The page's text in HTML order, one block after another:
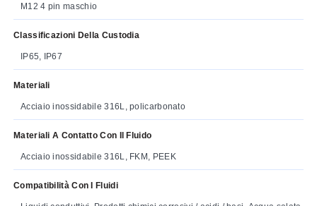
M12 4 pin maschio
Classificazioni Della Custodia
IP65, IP67
Materiali
Acciaio inossidabile 316L, policarbonato
Materiali A Contatto Con Il Fluido
Acciaio inossidabile 316L, FKM, PEEK
Compatibilità Con I Fluidi